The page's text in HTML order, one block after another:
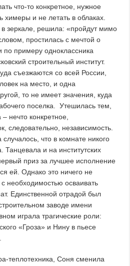
что-то конкретное, нужное
и не летать в облаках.
в зеркале, решила: «пройдут мимо
простилась с мечтой о
по примеру одноклассника
строительный институт.
съезжаются со всей России,
на место, и одна
то не имеет значения, куда
поселка. Утешилась тем,
нечто конкретное,
следовательно, независимость.
что в комнате никого
и на институтских
приз за лучшее исполнение
ей. Однако это ничего не
необходимостью осваивать
Единственной отрадой был
заводе имени
играла трагические роли:
«Гроза» и Нину в пьесе
теплотехника, Соня сменила